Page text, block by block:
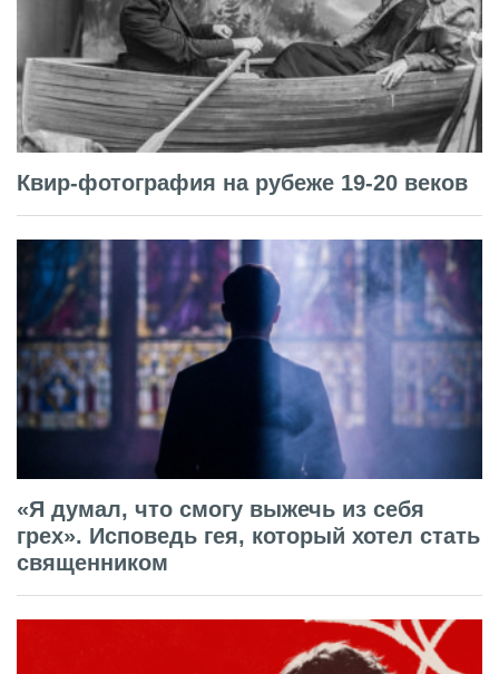
Квир-фотография на рубеже 19-20 веков
«Я думал, что смогу выжечь из себя
грех». Исповедь гея, который хотел стать
священником